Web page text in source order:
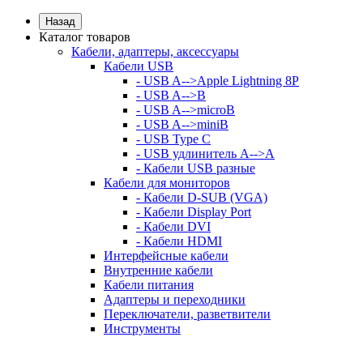
Назад
Каталог товаров
Кабели, адаптеры, аксессуары
Кабели USB
- USB A-->Apple Lightning 8P
- USB A-->B
- USB A-->microB
- USB A-->miniB
- USB Type C
- USB удлинитель A-->A
- Кабели USB разные
Кабели для мониторов
- Кабели D-SUB (VGA)
- Кабели Display Port
- Кабели DVI
- Кабели HDMI
Интерфейсные кабели
Внутренние кабели
Кабели питания
Адаптеры и переходники
Переключатели, разветвители
Инструменты